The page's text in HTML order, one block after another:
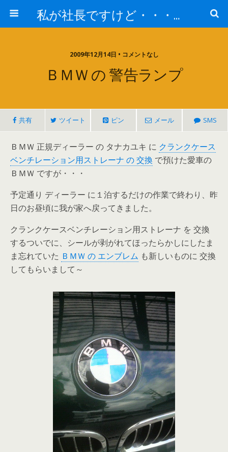
私が社長ですけど・・・何か!?
2009年12月14日 • コメントなし
ＢＭＷ の 警告ランプ
共有 ツイート ピン メール SMS
ＢＭＷ 正規ディーラー の タナカユキ に クランクケース
ベンチレーション用ストレーナ の 交換 で預けた愛車の
ＢＭＷ ですが・・・
予定通り ディーラー に１泊するだけの作業で終わり、昨
日のお昼頃に我が家へ戻ってきました。
クランクケースベンチレーション用ストレーナ を 交換
するついでに、シールが剥がれてほったらかしにしたま
ま忘れていた ＢＭＷ の エンブレム も新しいものに 交換
してもらいまして～